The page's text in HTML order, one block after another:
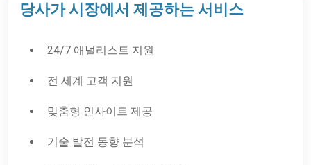
당사가 시장에서 제공하는 서비스
24/7 애널리스트 지원
전 세계 고객 지원
맞춤형 인사이트 제공
기술 발전 동향 분석